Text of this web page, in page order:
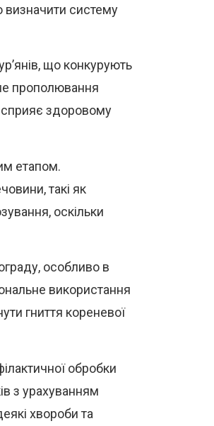
систему
що конкурують
прополювання
здоровому
етапом.
такі як
оскільки
особливо в
використання
гниття кореневої
обробки
з урахуванням
хвороби та